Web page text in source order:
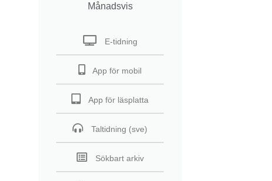
Månadsvis
E-tidning
App för mobil
App för läsplatta
Taltidning (sve)
Sökbart arkiv